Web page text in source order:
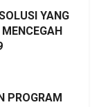
YANG
PROGRAM